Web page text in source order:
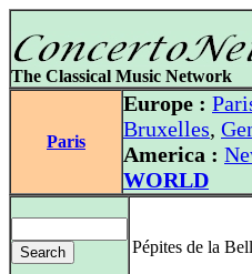
The Classical Music Network
Paris
Europe :
Bruxelles,
America :
WORLD
Pépites de la